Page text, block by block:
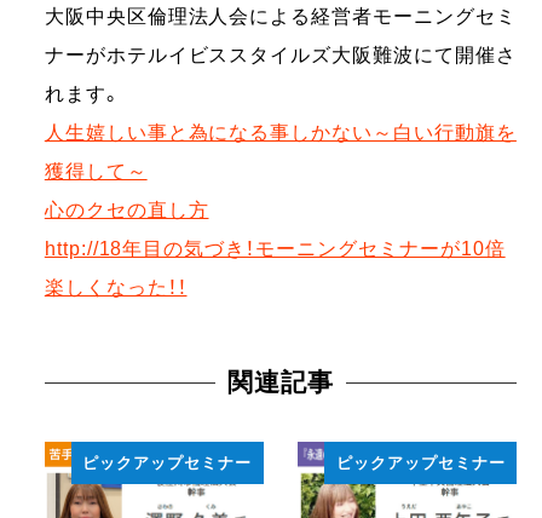
大阪中央区倫理法人会による経営者モーニングセミ
ナーがホテルイビススタイルズ大阪難波にて開催さ
れます。
人生嬉しい事と為になる事しかない～白い行動旗を
獲得して～
心のクセの直し方
http://18年目の気づき！モーニングセミナーが10倍
楽しくなった！！
関連記事
ピックアップセミナー ピックアップセミナー